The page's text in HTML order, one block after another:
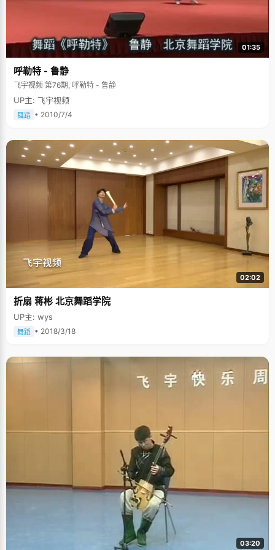
在，珍惜北大给予自己的每一丝资源。
01:35
呼勒特 - 鲁静
飞宇视频 第76期, 呼勒特 - 鲁静
UP主: 飞宇视频
舞蹈 • 2010/7/4
02:02
折扇 蒋彬 北京舞蹈学院
UP主: wys
舞蹈 • 2018/3/18
03:20